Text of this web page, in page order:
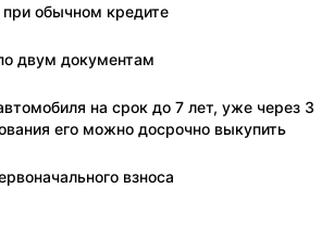
обычном кредите
двум документам
на срок до 7 лет, уже через 3
его можно досрочно выкупить
взноса